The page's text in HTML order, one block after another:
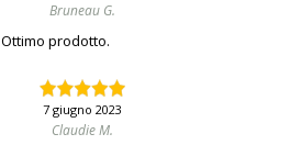
Bruneau G.
Ottimo prodotto.
7 giugno 2023
Claudie M.